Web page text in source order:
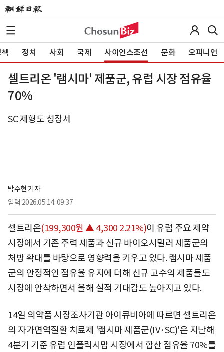
정치 사회 국제 사이언스조선 문화 오피니언
셀트리온 '램시마' 제품군, 유럽 시장 점유율
70%
SC 제형도 성장세
박수현 기자
입력 2026.05.14. 09:37
셀트리온(199,300원 ▲ 4,300 2.21%)이 유럽 주요 제약
시장에서 기존 주력 제품과 신규 바이오시밀러 제품군의
처방 확대를 바탕으로 영향력을 키우고 있다. 램시마 제품
군의 안정적인 점유율 유지에 더해 신규 고수익 제품들도
시장에 안착하면서 올해 실적 기대감도 높아지고 있다.
14일 의약품 시장조사기관 아이큐비아에 따르면 셀트리온
의 자가면역질환 치료제 '램시마 제품군(IV·SC)'은 지난해
4분기 기준 유럽 인플릭시맙 시장에서 합산 점유율 70%를